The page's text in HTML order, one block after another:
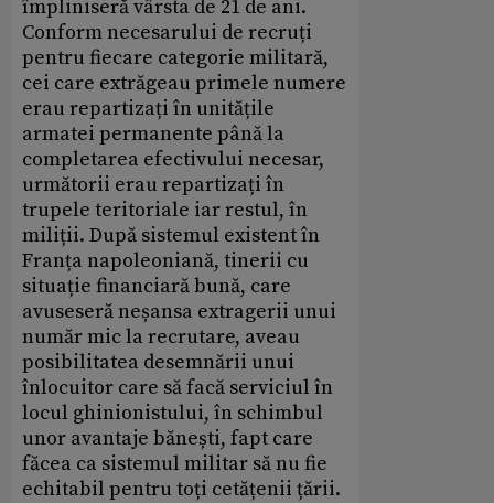
împliniseră vârsta de 21 de ani.
Conform necesarului de recruți
pentru fiecare categorie militară,
cei care extrăgeau primele numere
erau repartizați în unitățile
armatei permanente până la
completarea efectivului necesar,
următorii erau repartizați în
trupele teritoriale iar restul, în
miliții. După sistemul existent în
Franța napoleoniană, tinerii cu
situație financiară bună, care
avuseseră neșansa extragerii unui
număr mic la recrutare, aveau
posibilitatea desemnării unui
înlocuitor care să facă serviciul în
locul ghinionistului, în schimbul
unor avantaje bănești, fapt care
făcea ca sistemul militar să nu fie
echitabil pentru toți cetățenii țării.